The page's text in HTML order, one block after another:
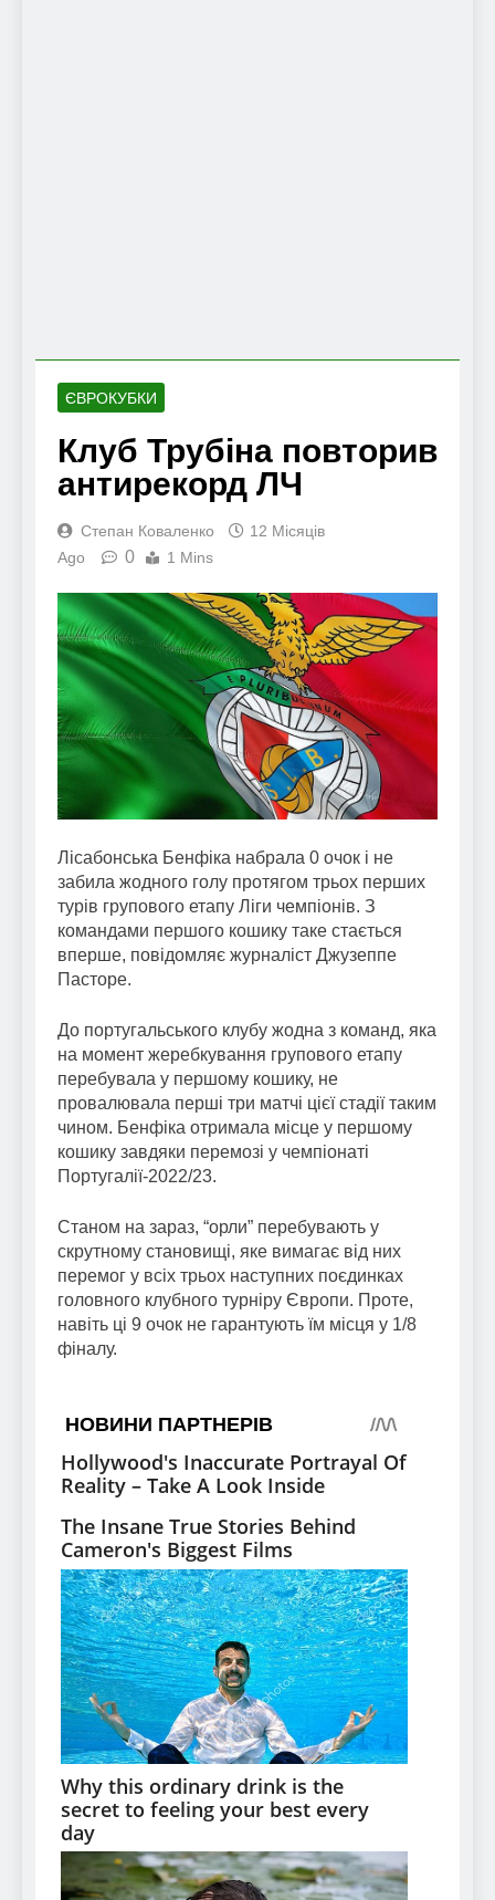
ЄВРОКУБКИ
Клуб Трубіна повторив
антирекорд ЛЧ
Степан Коваленко
12 Місяців
Ago
0 1 Mins
Лісабонська Бенфіка набрала 0 очок і не
забила жодного голу протягом трьох перших
турів групового етапу Ліги чемпіонів. З
командами першого кошику таке стається
вперше, повідомляє журналіст Джузеппе
Пасторе.
До португальського клубу жодна з команд, яка
на момент жеребкування групового етапу
перебувала у першому кошику, не
провалювала перші три матчі цієї стадії таким
чином. Бенфіка отримала місце у першому
кошику завдяки перемозі у чемпіонаті
Португалії-2022/23.
Станом на зараз, “орли” перебувають у
скрутному становищі, яке вимагає від них
перемог у всіх трьох наступних поєдинках
головного клубного турніру Європи. Проте,
навіть ці 9 очок не гарантують їм місця у 1/8
фіналу.